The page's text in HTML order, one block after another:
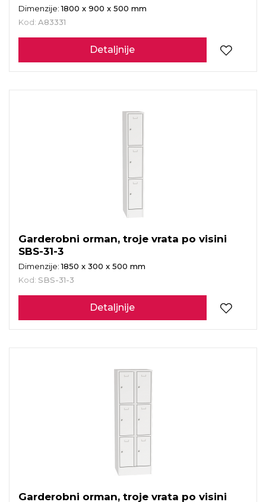
Dimenzije:1800 x 900 x 500 mm
Kod: A83331
Detaljnije
Garderobni orman, troje vrata po visini
SBS-31-3
Dimenzije:1850 x 300 x 500 mm
Kod: SBS-31-3
Detaljnije
Garderobni orman, troje vrata po visini